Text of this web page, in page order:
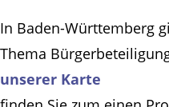
In Baden-Württemberg
Thema
unserer Karte